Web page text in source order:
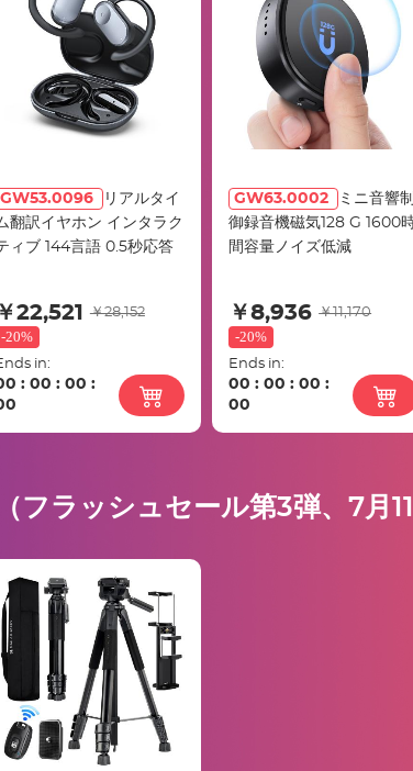
GW53.0096
リアルタイ
翻訳イヤホン インタラク
ィブ 144言語 0.5秒応答
￥22,521 ￥28,152
-20%
in:
: 00 : 00 :
GW63.0002
ミニ音響制
御録音機磁気128 G 1600
間容量ノイズ低減
￥8,936 ￥11,170
-20%
Ends in:
00 :00 :00 :
00
フラッシュセール第3弾、7月